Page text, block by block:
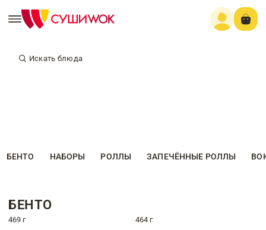
Искать блюда
БЕНТО НАБОРЫ РОЛЛЫ ЗАПЕЧЁННЫЕ РОЛЛЫ
БЕНТО
469 г 464 г